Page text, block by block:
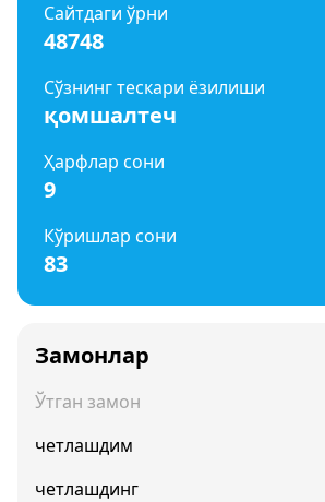
Сайтдаги ўрни
48748
Сўзнинг тескари ёзилиши
қомшалтеч
Ҳарфлар сони
9
Кўришлар сони
83
Замонлар
Ўтган замон
четлашдим
четлашдинг